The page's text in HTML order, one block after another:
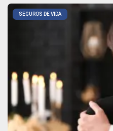
SEGUROS DE VIDA